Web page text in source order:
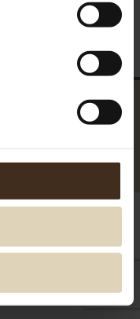
förbehållna.